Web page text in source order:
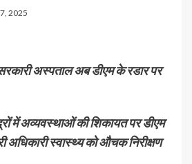
2025
अस्पताल अब डीएम के रडार पर
में अव्यवस्थाओं की शिकायत पर डीएम
अधिकारी स्वास्थ्य को औचक निरीक्षण